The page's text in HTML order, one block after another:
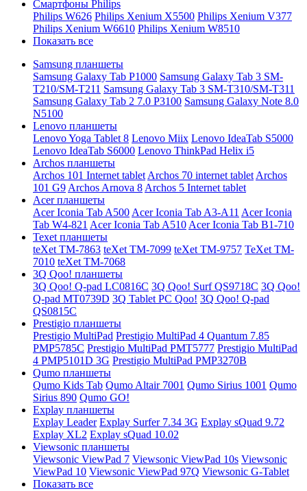
Смартфоны Philips
Philips W626 Philips Xenium X5500 Philips Xenium V377
Philips Xenium W6610 Philips Xenium W8510
Показать все
Samsung планшеты
Samsung Galaxy Tab P1000 Samsung Galaxy Tab 3 SM-
T210/SM-T211 Samsung Galaxy Tab 3 SM-T310/SM-T311
Samsung Galaxy Tab 2 7.0 P3100 Samsung Galaxy Note 8.0
N5100
Lenovo планшеты
Lenovo Yoga Tablet 8 Lenovo Miix Lenovo IdeaTab S5000
Lenovo IdeaTab S6000 Lenovo ThinkPad Helix i5
Archos планшеты
Archos 101 Internet tablet Archos 70 internet tablet Archos
101 G9 Archos Arnova 8 Archos 5 Internet tablet
Acer планшеты
Acer Iconia Tab A500 Acer Iconia Tab A3-A11 Acer Iconia
Tab W4-821 Acer Iconia Tab A510 Acer Iconia Tab B1-710
Texet планшеты
teXet TM-7863 teXet TM-7099 teXet TM-9757 TeXet TM-
7010 teXet TM-7068
3Q Qoo! планшеты
3Q Qoo! Q-pad LC0816C 3Q Qoo! Surf QS9718C 3Q Qoo!
Q-pad MT0739D 3Q Tablet PC Qoo! 3Q Qoo! Q-pad
QS0815C
Prestigio планшеты
Prestigio MultiPad Prestigio MultiPad 4 Quantum 7.85
PMP5785C Prestigio MultiPad PMT5777 Prestigio MultiPad
4 PMP5101D 3G Prestigio MultiPad PMP3270B
Qumo планшеты
Qumo Kids Tab Qumo Altair 7001 Qumo Sirius 1001 Qumo
Sirius 890 Qumo GO!
Explay планшеты
Explay Leader Explay Surfer 7.34 3G Explay sQuad 9.72
Explay XL2 Explay sQuad 10.02
Viewsonic планшеты
Viewsonic ViewPad 7 Viewsonic ViewPad 10s Viewsonic
ViewPad 10 Viewsonic ViewPad 97Q Viewsonic G-Tablet
Показать все